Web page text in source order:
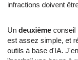
infractions doivent
Un deuxième conseil
est assez simple, et
outils à base d'IA.